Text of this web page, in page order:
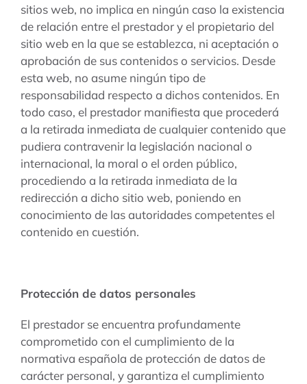
sitios web, no implica en ningún caso la existencia
de relación entre el prestador y el propietario del
sitio web en la que se establezca, ni aceptación o
aprobación de sus contenidos o servicios. Desde
esta web, no asume ningún tipo de
responsabilidad respecto a dichos contenidos. En
todo caso, el prestador manifiesta que procederá
a la retirada inmediata de cualquier contenido que
pudiera contravenir la legislación nacional o
internacional, la moral o el orden público,
procediendo a la retirada inmediata de la
redirección a dicho sitio web, poniendo en
conocimiento de las autoridades competentes el
contenido en cuestión.
Protección de datos personales
El prestador se encuentra profundamente
comprometido con el cumplimiento de la
normativa española de protección de datos de
carácter personal, y garantiza el cumplimiento